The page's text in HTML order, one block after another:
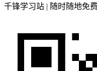
千锋学习站 | 随时随地免